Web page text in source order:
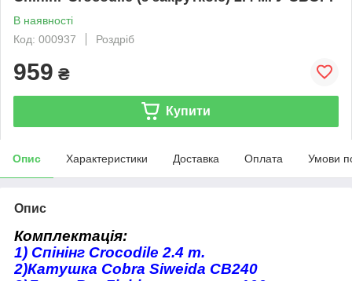
В наявності
Код: 000937
Роздріб
959 ₴
Купити
Опис Характеристики Доставка Оплата Умови
Опис
Комплектація:
1) Спінінг Crocodile 2.4 m.
2)Катушка Cobra Siweida CB240